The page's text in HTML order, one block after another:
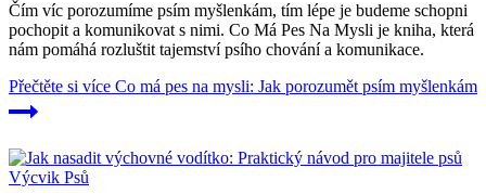
Čím víc porozumíme psím myšlenkám, tím lépe je budeme schopni
pochopit a komunikovat s nimi. Co Má Pes Na Mysli je kniha, která
nám pomáhá rozluštit tajemství psího chování a komunikace.
Přečtěte si více Co má pes na mysli: Jak porozumět psím myšlenkám
Výcvik Psů